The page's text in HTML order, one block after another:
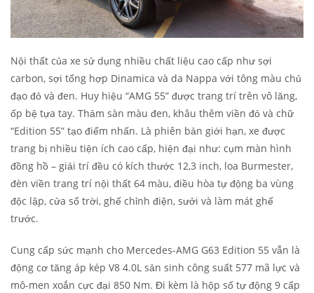
Nội thất của xe sử dụng nhiều chất liệu cao cấp như sợi
carbon, sợi tổng hợp Dinamica và da Nappa với tông màu chủ
đạo đỏ và đen. Huy hiệu “AMG 55” được trang trí trên vô lăng,
ốp bệ tựa tay. Thảm sàn màu đen, khâu thêm viền đỏ và chữ
“Edition 55” tạo điểm nhấn. Là phiên bản giới hạn, xe được
trang bị nhiều tiện ích cao cấp, hiện đại như: cụm màn hình
đồng hồ – giải trí đều có kích thước 12,3 inch, loa Burmester,
đèn viền trang trí nội thất 64 màu, điều hòa tự động ba vùng
độc lập, cửa sổ trời, ghế chỉnh điện, sưởi và làm mát ghế
trước.
Cung cấp sức mạnh cho Mercedes-AMG G63 Edition 55 vẫn là
động cơ tăng áp kép V8 4.0L sản sinh công suất 577 mã lực và
mô-men xoắn cực đại 850 Nm. Đi kèm là hộp số tự động 9 cấp